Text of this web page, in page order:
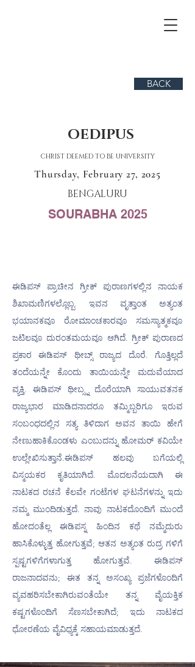
BACK
OEDIPUS
CHRIST DEEMED TO BE UNIVERSITY
Thursday, February 27, 2025
BENGALURU
SOURABHA 2025
ಈಡಿಪಸ್ ಪ್ರಾಚೀನ ಗ್ರೀಕ್ ಪುರಾಣಗಳಲ್ಲಿನ ನಾಯಕ
ಶಿಖಾಮಣಿಗಳಲ್ಲೊಬ್ಬ. ಇವನ ವೃತ್ತಾಂತ ಅತ್ಯಂತ
ಭಯಾನಕವೂ ರೋಮಾಂಚಕಾರವೂ ಸಮಸ್ಯಾತ್ಮಕವೂ
ಜಟಿಲವೂ ದುರಂತಮಯವೂ ಆಗಿದೆ. ಗ್ರೀಕ್ ಪುರಾಣದ
ಪ್ರಕಾರ ಈಡಿಪಸ್ ಥೀಬ್ಸ್ ರಾಜ್ಯದ ದೊರೆ. ಗೊತ್ತಿಲ್ಲದೆ
ತಂದೆಯನ್ನೇ ಕೊಂದು ತಾಯಿಯನ್ನೇ ಮದುವೆಯಾದ
ವ್ಯಕ್ತಿ. ಈಡಿಪಸ್ ಥೀಬ್ಸ್ನ ದೊರೆಯಾಗಿ ಸಾಯುವತನಕ
ರಾಜ್ಯಭಾರ ಮಾಡಿದನಾದರೂ ತಮ್ಮಿಬ್ಬರಿಗೂ ಇರುವ
ಸಂಬಂಧದಲ್ಲಿನ ಸತ್ಯ ತಿಳಿದಾಗ ಅವನ ತಾಯಿ ಹೇಗೆ
ನೇಣುಹಾಕಿಕೊಂಡಳು ಎಂಬುದನ್ನು ಹೋಮರ್ ಕವಿಯೇ
ಉಲ್ಲೇಖಿಸುತ್ತಾನೆ.ಈಡಿಪಸ್ ಹಲವು ಬಗೆಯಲ್ಲಿ
ವಿಸ್ಮಯಕರ ಕೃತಿಯಾಗಿದೆ. ಮೊದಲನೆಯದಾಗಿ ಈ
ನಾಟಕದ ರಚನೆ ಕೆಲವೇ ಗಂಟೆಗಳ ಘಟನೆಗಳನ್ನು ಇದು
ನಮ್ಮ ಮುಂದಿಡುತ್ತದೆ. ನಾವು ನಾಟಕದೊಂದಿಗೆ ಮುಂದೆ
ಹೋದಂತೆಲ್ಲ ಈಡಿಪಸ್ನ ಹಿಂದಿನ ಕಥೆ ನಮ್ಮೆದುರು
ಹಾಸಿಕೊಳ್ಳುತ್ತ ಹೋಗುತ್ತವೆ; ಆತನ ಅತ್ಯಂತ ರುದ್ರ ಗಳಿಗೆ
ಸ್ಪಷ್ಟಗಳಿಗೆಗಳಾಗುತ್ತ ಹೋಗುತ್ತವೆ. ಈಡಿಪಸ್
ರಾಜನಾದವನು; ಈತ ತನ್ನ ಅಸಂಖ್ಯ ಪ್ರಜೆಗಳೊಂದಿಗೆ
ವ್ಯವಹರಿಸಬೇಕಾಗಿರುವಂತೆಯೇ ತನ್ನ ವೈಯಕ್ತಿಕ
ಕಷ್ಟಗಳೊಂದಿಗೆ ಸೆಣಸಬೇಕಾಗಿದೆ; ಇದು ನಾಟಕದ
ಧೋರಣೆಯ ವೈವಿಧ್ಯಕ್ಕೆ ಸಹಾಯಮಾಡುತ್ತದೆ.